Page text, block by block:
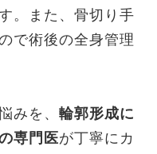
。また、骨切り手
で術後の全身管理
みを、輪郭形成に
専門医が丁寧にカ